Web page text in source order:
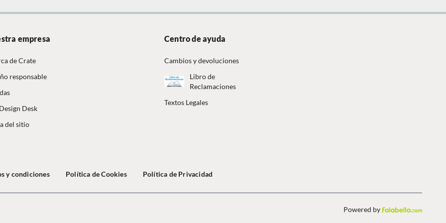
empresa
de Crate
responsable
Desk
del sitio
Centro de ayuda
Cambios y devoluciones
Libro de
Reclamaciones
Textos Legales
y condiciones Política de Cookies Política de Privacidad
Powered by